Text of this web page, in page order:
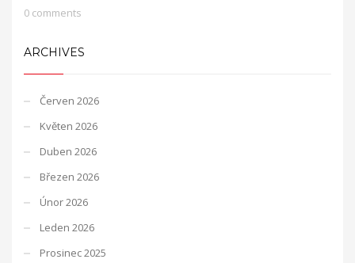
0 comments
ARCHIVES
Červen 2026
Květen 2026
Duben 2026
Březen 2026
Únor 2026
Leden 2026
Prosinec 2025